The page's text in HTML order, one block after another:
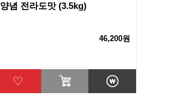
양념 전라도맛 (3.5kg)
46,200원
♡